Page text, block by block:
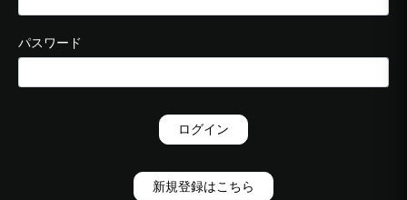
パスワード
ログイン
新規登録はこちら